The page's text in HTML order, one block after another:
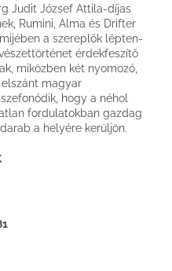
Judit József Attila-díjas
Rumini, Alma és Drifter
a szereplők lépten-
érdekfeszítő
miközben két nyomozó,
magyar
hogy a néhol
fordulatokban gazdag
a helyére kerüljön.